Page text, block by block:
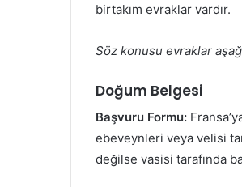
birtakım evraklar vardır.
Söz konusu evraklar
Doğum Belgesi
Başvuru Formu:
ebeveynleri veya velisi
değilse vasisi tarafında